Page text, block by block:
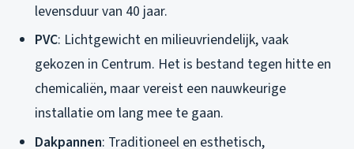
levensduur van 40 jaar.
PVC: Lichtgewicht en milieuvriendelijk, vaak
gekozen in Centrum. Het is bestand tegen hitte en
chemicaliën, maar vereist een nauwkeurige
installatie om lang mee te gaan.
Dakpannen: Traditioneel en esthetisch,